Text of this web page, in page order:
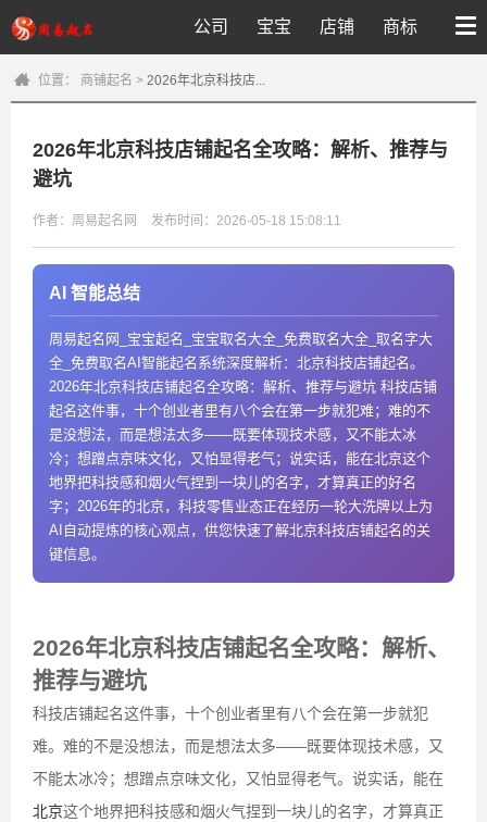
公司 宝宝 店铺 商标
位置： 商铺起名 > 2026年北京科技店...
2026年北京科技店铺起名全攻略：解析、推荐与
避坑
作者：周易起名网 发布时间：2026-05-18 15:08:11
AI 智能总结
周易起名网_宝宝起名_宝宝取名大全_免费取名大全_取名字大
全_免费取名AI智能起名系统深度解析：北京科技店铺起名。
2026年北京科技店铺起名全攻略：解析、推荐与避坑 科技店铺
起名这件事，十个创业者里有八个会在第一步就犯难；难的不
是没想法，而是想法太多——既要体现技术感，又不能太冰
冷；想蹭点京味文化，又怕显得老气；说实话，能在北京这个
地界把科技感和烟火气捏到一块儿的名字，才算真正的好名
字；2026年的北京，科技零售业态正在经历一轮大洗牌以上为
AI自动提炼的核心观点，供您快速了解北京科技店铺起名的关
键信息。
2026年北京科技店铺起名全攻略：解析、
推荐与避坑
科技店铺起名这件事，十个创业者里有八个会在第一步就犯
难。难的不是没想法，而是想法太多——既要体现技术感，又
不能太冰冷；想蹭点京味文化，又怕显得老气。说实话，能在
北京这个地界把科技感和烟火气捏到一块儿的名字，才算真正